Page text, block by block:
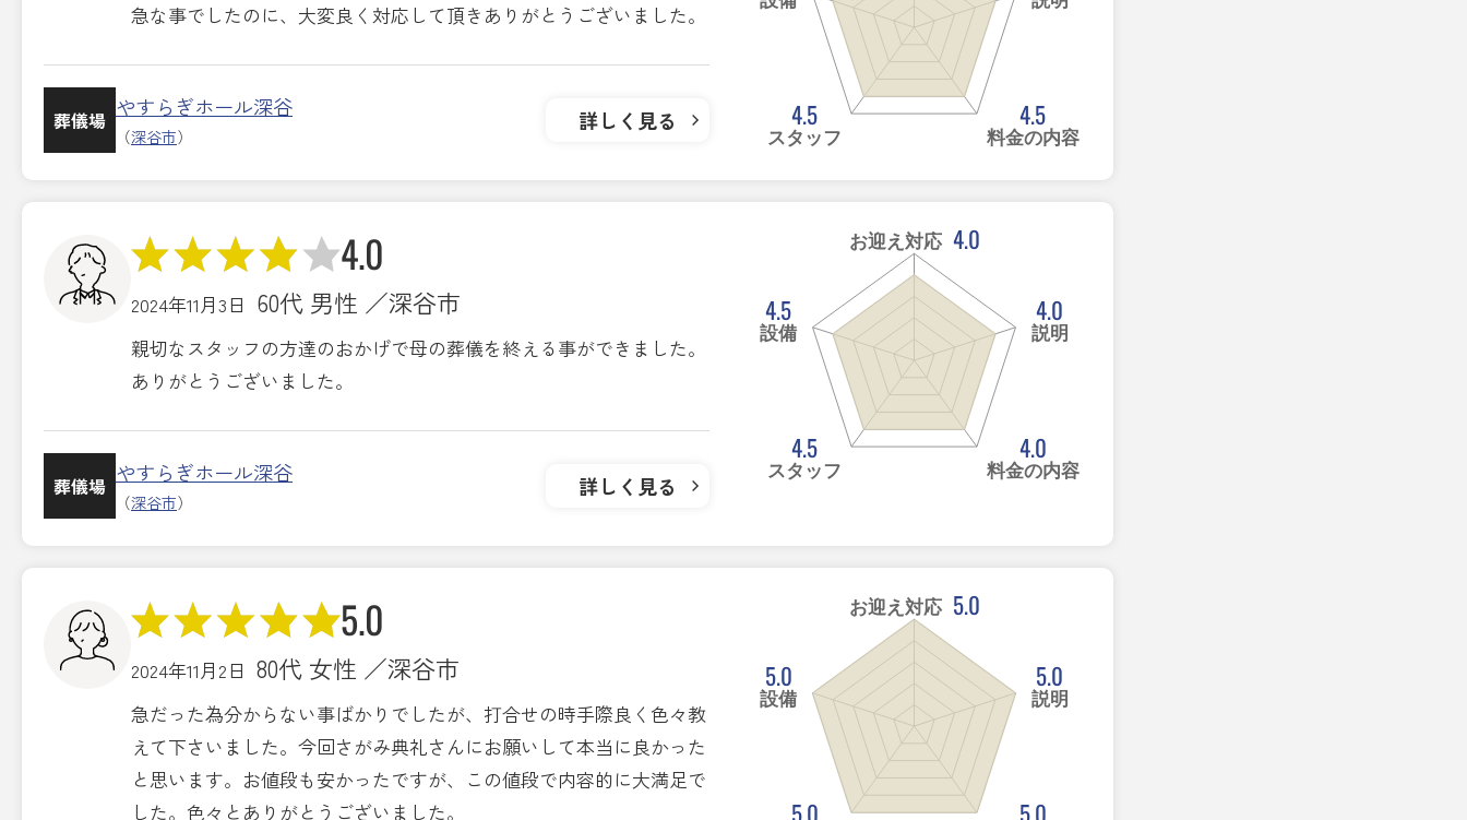
急な事でしたのに、大変良く対応して頂きありがとうございました。
葬儀場 やすらぎホール深谷
（深谷市）
詳しく見る 4.5
料金の内容
4.5
スタッフ
4.0
2024年11月3日 60代 男性 ／深谷市
親切なスタッフの方達のおかげで母の葬儀を終える事ができました。
ありがとうございました。
葬儀場 やすらぎホール深谷
（深谷市）
詳しく見る
お迎え対応 4.0
4.0
説明
4.0
料金の内容
4.5
スタッフ
4.5
設備
5.0
2024年11月2日 80代 女性 ／深谷市
急だった為分からない事ばかりでしたが、打合せの時手際良く色々教
えて下さいました。今回さがみ典礼さんにお願いして本当に良かった
と思います。お値段も安かったですが、この値段で内容的に大満足で
した。色々とありがとうございました。
お迎え対応 5.0
5.0
説明
5.0
5.0
5.0
設備